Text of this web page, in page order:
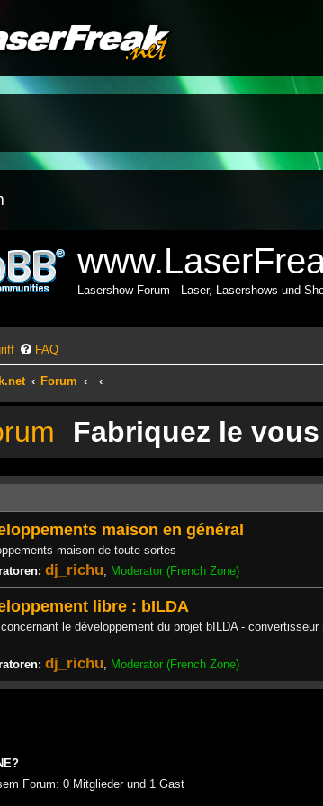
Lasershow Forum - Laser, Lasershows und
FAQ
Forum
Fabriquez le
maison en général
maison de toute sortes
dj_richu Moderator (French Zone)
libre : bILDA
le développement du projet bILDA -
dj_richu Moderator (French Zone)
Forum: 0 Mitglieder und 1 Gast